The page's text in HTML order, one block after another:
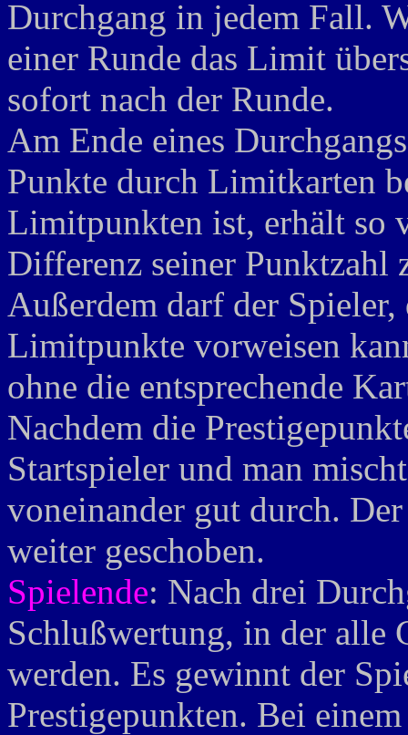
Durchgang in jedem Fall.
einer Runde das Limit
sofort nach der Runde.
Am Ende eines
Punkte durch Limitkarten
Limitpunkten ist, erhält so
Differenz seiner
Außerdem darf der
Limitpunkte vorweisen
ohne die entsprechende
Nachdem die
Startspieler und man
voneinander gut durch.
weiter geschoben.
Spielende: Nach drei
Schlußwertung, in der alle
werden. Es gewinnt der
Prestigepunkten. Bei